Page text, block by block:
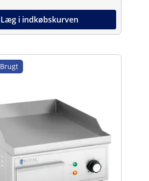
Læg i indkøbskurven
Brugt